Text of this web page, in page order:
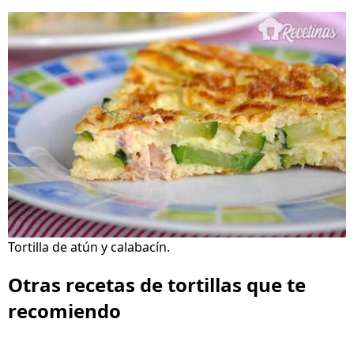
Tortilla de atún y calabacín.
Otras recetas de tortillas que te
recomiendo